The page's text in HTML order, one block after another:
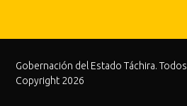
Gobernación del Estado Táchira.
Copyright 2026